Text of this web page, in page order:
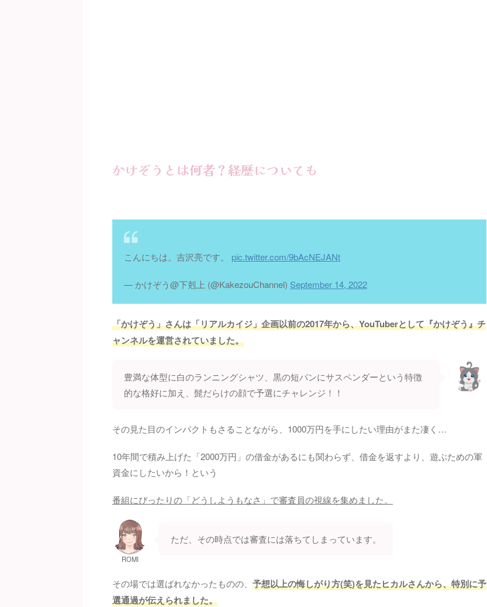
かけぞうとは何者？経歴についても
こんにちは。吉沢亮です。 pic.twitter.com/9bAcNEJANt
— かけぞう@下剋上 (@KakezouChannel) September 14, 2022
「かけぞう」さんは「リアルカイジ」企画以前の2017年から、YouTuberとして『かけぞう』チ
ャンネルを運営されていました。
豊満な体型に白のランニングシャツ、黒の短パンにサスペンダーという特徴
的な格好に加え、髭だらけの顔で予選にチャレンジ！！
その見た目のインパクトもさることながら、1000万円を手にしたい理由がまた凄く…
10年間で積み上げた「2000万円」の借金があるにも関わらず、借金を返すより、遊ぶための軍
資金にしたいから！という
番組にぴったりの「どうしようもなさ」で審査員の視線を集めました。
ROMI
ただ、その時点では審査には落ちてしまっています。
その場では選ばれなかったものの、 予想以上の悔しがり方(笑)を見たヒカルさんから、特別に予
選通過が伝えられました。